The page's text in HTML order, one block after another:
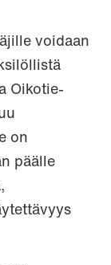
voidaan
Oikotie-
on
päälle